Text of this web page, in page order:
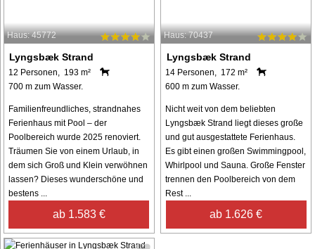
Haus: 45772
Lyngsbæk Strand
12 Personen, 193 m²
700 m zum Wasser.
Familienfreundliches, strandnahes
Ferienhaus mit Pool – der
Poolbereich wurde 2025 renoviert.
Träumen Sie von einem Urlaub, in
dem sich Groß und Klein verwöhnen
lassen? Dieses wunderschöne und
bestens ...
ab 1.583 €
Haus: 70437
Lyngsbæk Strand
14 Personen, 172 m²
600 m zum Wasser.
Nicht weit von dem beliebten
Lyngsbæk Strand liegt dieses große
und gut ausgestattete Ferienhaus.
Es gibt einen großen Swimmingpool,
Whirlpool und Sauna. Große Fenster
trennen den Poolbereich von dem
Rest ...
ab 1.626 €